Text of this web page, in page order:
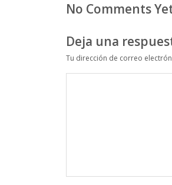
No Comments
Deja una
Tu dirección de correo